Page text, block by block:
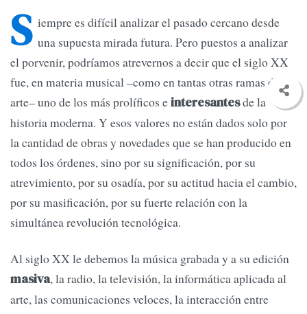
S iempre es difícil analizar el pasado cercano desde
una supuesta mirada futura. Pero puestos a analizar
el porvenir, podríamos atrevernos a decir que el siglo XX
fue, en materia musical –como en tantas otras ramas del
arte– uno de los más prolíficos einteresantesde la
historia moderna. Y esos valores no están dados solo por
la cantidad de obras y novedades que se han producido en
todos los órdenes, sino por su significación, por su
atrevimiento, por su osadía, por su actitud hacia el cambio,
por su masificación, por su fuerte relación con la
simultánea revolución tecnológica.
Al siglo XX le debemos la música grabada y a su edición
masiva, la radio, la televisión, la informática aplicada al
arte, las comunicaciones veloces, la interacción entre